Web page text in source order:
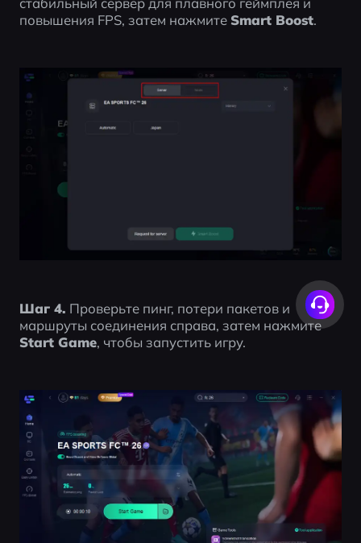
повышения FPS, затем нажмите Smart Boost.
Шаг 4. Проверьте пинг, потери пакетов и
маршруты соединения справа, затем нажмите
Start Game, чтобы запустить игру.